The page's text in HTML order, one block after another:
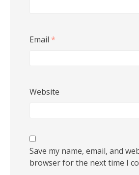
Email *
Website
Save my name, email, and
browser for the next time I